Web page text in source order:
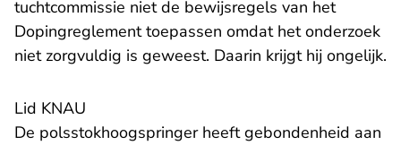
tuchtcommissie niet de bewijsregels van het
Dopingreglement toepassen omdat het onderzoek
niet zorgvuldig is geweest. Daarin krijgt hij ongelijk.
Lid KNAU
De polsstokhoogspringer heeft gebondenheid aan